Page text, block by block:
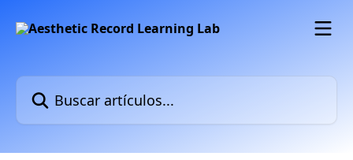
Buscar artículos...